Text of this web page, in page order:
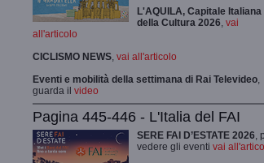
L'AQUILA, Capitale Italiana
della Cultura 2026, vai
all'articolo
CICLISMO NEWS, vai all'articolo
Eventi e mobilità della settimana di Rai Televideo,
guarda il video
Pagina 445-446 - L'Italia del FAI
SERE FAI D’ESTATE 2026,
vedere gli eventi vai